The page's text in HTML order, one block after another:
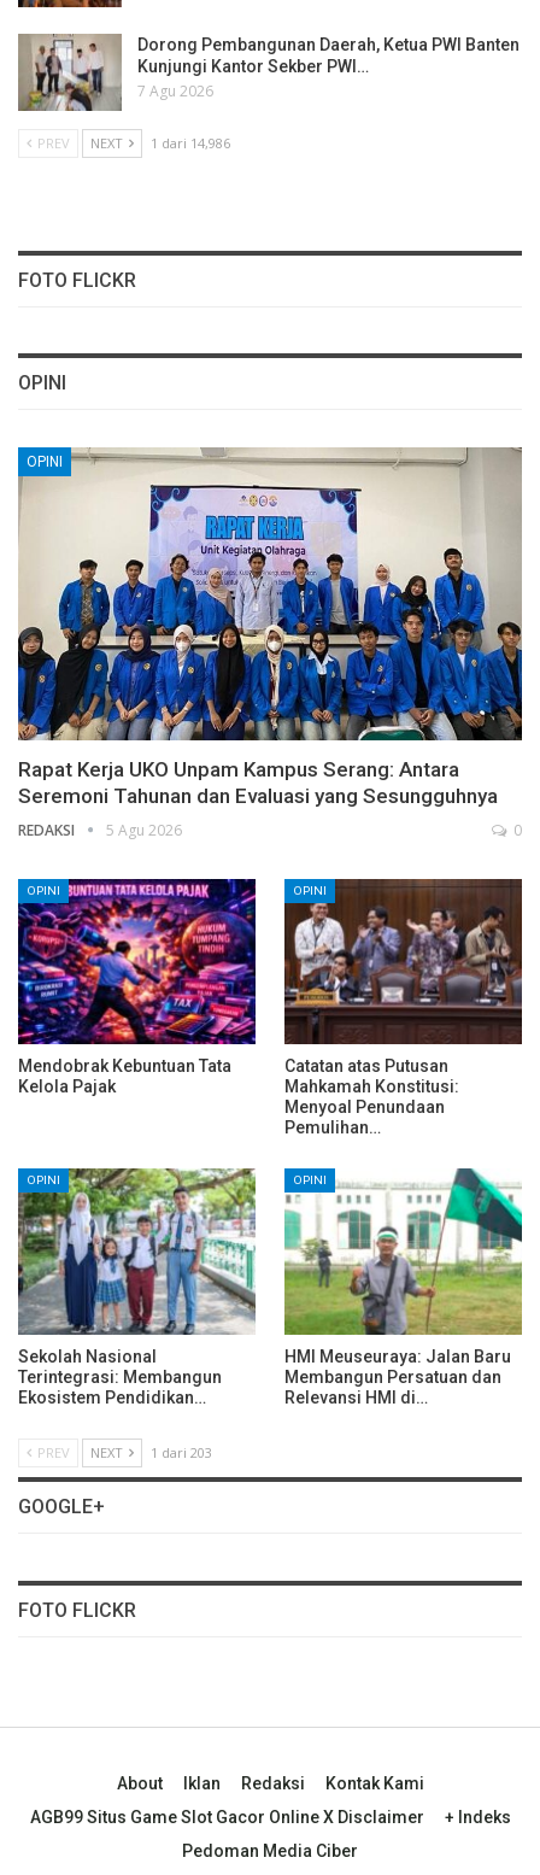
Dorong Pembangunan Daerah, Ketua PWI Banten
Kunjungi Kantor Sekber PWI…
7 Agu 2026
PREV NEXT 1 dari 14,986
FOTO FLICKR
OPINI
OPINI
Rapat Kerja UKO Unpam Kampus Serang: Antara
Seremoni Tahunan dan Evaluasi yang Sesungguhnya
REDAKSI 5 Agu 2026 0
OPINI
Mendobrak Kebuntuan Tata
Kelola Pajak
OPINI
Catatan atas Putusan
Mahkamah Konstitusi:
Menyoal Penundaan
Pemulihan…
OPINI
Sekolah Nasional
Terintegrasi: Membangun
Ekosistem Pendidikan…
OPINI
HMI Meuseuraya: Jalan Baru
Membangun Persatuan dan
Relevansi HMI di…
PREV NEXT 1 dari 203
GOOGLE+
FOTO FLICKR
About Iklan Redaksi
Kontak Kami
AGB99 Situs Game Slot Gacor Online X Disclaimer
+ Indeks
Pedoman Media Ciber